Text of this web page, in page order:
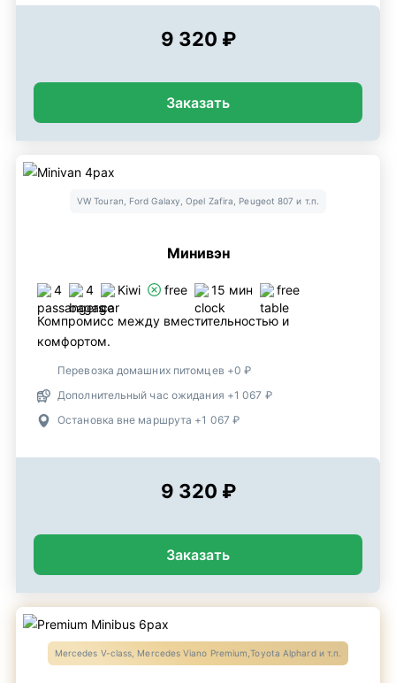
9 320 ₽
Заказать
VW Touran, Ford Galaxy, Opel Zafira, Peugeot 807 и т.п.
Минивэн
4 4 Kiwi free 15 мин free
Компромисс между вместительностью и
комфортом.
Перевозка домашних питомцев +0 ₽
Дополнительный час ожидания +1 067 ₽
Остановка вне маршрута +1 067 ₽
9 320 ₽
Заказать
Mercedes V-class, Mercedes Viano Premium,Toyota Alphard и т.п.